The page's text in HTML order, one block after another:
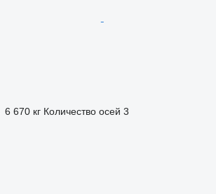
6 670 кг Количество осей 3